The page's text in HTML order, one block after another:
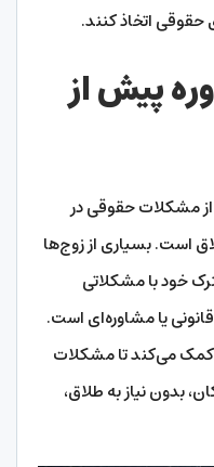
اتخاذ کنند.
پیش از
از مشکلات حقوقی در
است. بسیاری از زوج‌ها
خود با مشکلاتی
یا مشاوره‌ای است.
کمک می‌کند تا مشکلات
بدون نیاز به طلاق،